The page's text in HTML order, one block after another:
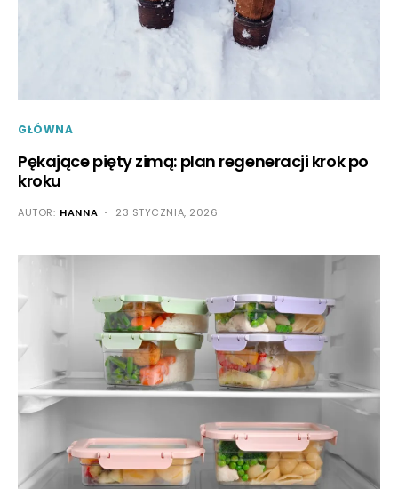
GŁÓWNA
Pękające pięty zimą: plan regeneracji krok po
kroku
AUTOR: HANNA 23 STYCZNIA, 2026